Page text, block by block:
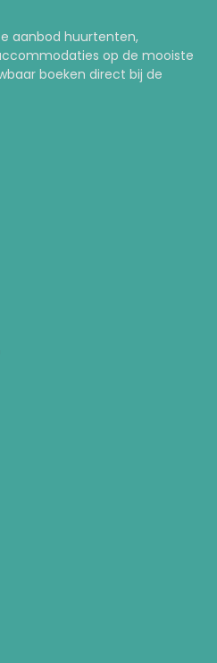
aanbod huurtenten,
op de mooiste
boeken direct bij de